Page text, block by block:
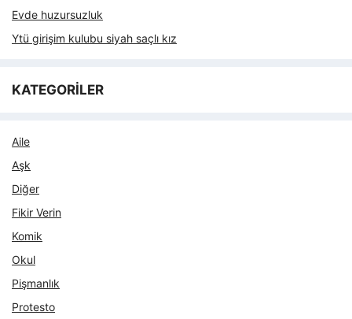
Evde huzursuzluk
Ytü girişim kulubu siyah saçlı kız
KATEGORİLER
Aile
Aşk
Diğer
Fikir Verin
Komik
Okul
Pişmanlık
Protesto